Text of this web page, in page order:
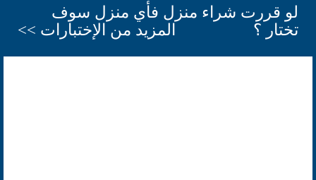
لو قررت شراء منزل فأي منزل سوف
تختار ؟
المزيد من الإختبارات >>